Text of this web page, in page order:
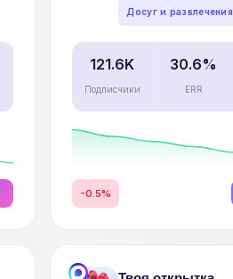
Досуг и развлечения
121.6K
Подписчики
30.6%
ERR
-0.5%